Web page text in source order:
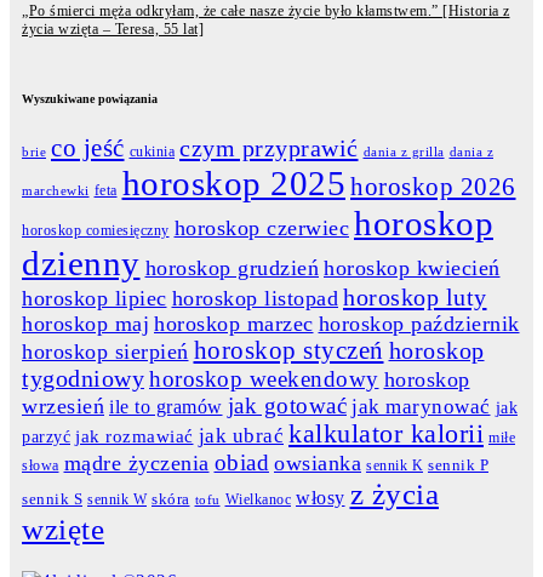
„Po śmierci męża odkryłam, że całe nasze życie było kłamstwem.” [Historia z
życia wzięta – Teresa, 55 lat]
Wyszukiwane powiązania
brie co jeść cukinia czym przyprawić dania z grilla dania z
marchewki feta horoskop 2025 horoskop 2026
horoskop comiesięczny horoskop czerwiec horoskop
dzienny horoskop grudzień horoskop kwiecień
horoskop lipiec horoskop listopad horoskop luty
horoskop maj horoskop marzec horoskop październik
horoskop sierpień horoskop styczeń horoskop
tygodniowyhoroskop weekendowy horoskop
wrzesień ile to gramów jak gotować jak marynować jak
parzyć jak rozmawiać jak ubrać kalkulator kalorii miłe
słowa mądre życzenia obiad owsianka sennik K sennik P
sennik S sennik W skóra tofu Wielkanoc włosy z życia
wzięte